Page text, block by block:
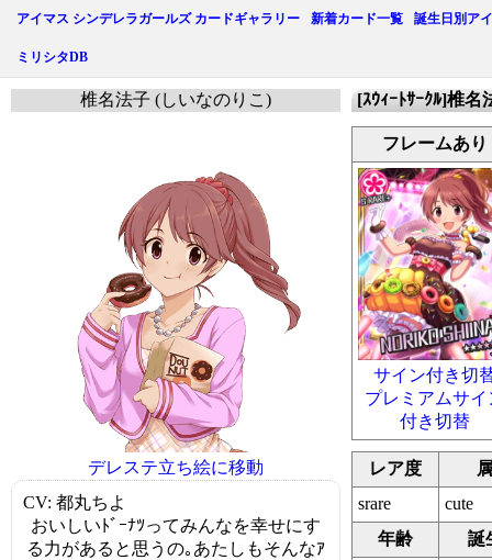
アイマス シンデレラガールズ カードギャラリー 新着カード一覧 誕生日別ア
ミリシタDB
[ｽｳｨｰﾄｻｰｸﾙ]椎名
フレームあり
サイン付き切
プレミアムサイ
付き切替
レア度
srare
cute
年齢
誕
椎名法子 (しいなのりこ)
デレステ立ち絵に移動
CV: 都丸ちよ
おいしいﾄﾞｰﾅﾂってみんなを幸せにす
る力があると思うの｡あたしもそんなｱ